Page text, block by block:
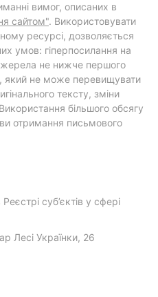
вимог, описаних в
сайтом". Використовувати
ресурсі, дозволяється
умов: гіперпосилання на
не нижче першого
який не може перевищувати
тексту, зміни
більшого обсягу
отримання письмового
суб’єктів у сфері
Лесі Українки, 26